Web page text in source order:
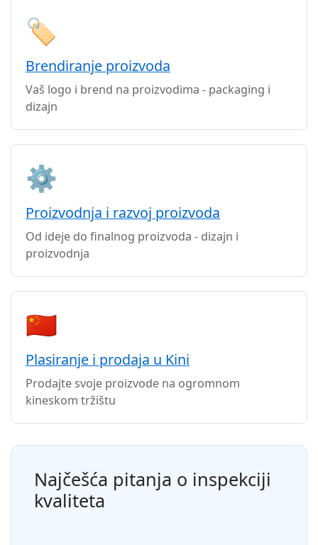
🏷️
Brendiranje proizvoda
Vaš logo i brend na proizvodima - packaging i
dizajn
⚙️
Proizvodnja i razvoj proizvoda
Od ideje do finalnog proizvoda - dizajn i
proizvodnja
🇨🇳
Plasiranje i prodaja u Kini
Prodajte svoje proizvode na ogromnom
kineskom tržištu
Najčešća pitanja o inspekciji
kvaliteta